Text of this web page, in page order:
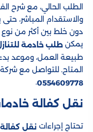
الطلب الحالي، مع شرح
والاستقدام المباشر،
دون خلط بين أكثر من
يمكن طلب خادمة
طبيعة العمل، وموعد
المتاح. للتواصل مع
0554609778
.
نقل كفالة
تحتاج إجراءات نقل